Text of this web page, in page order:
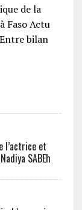
de la
Faso Actu
bilan
l’actrice et
SABEh